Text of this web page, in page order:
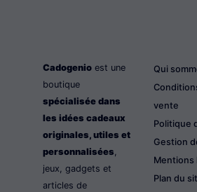
Cadogenio est une
boutique
spécialisée dans
les idées cadeaux
originales, utiles et
personnalisées,
jeux, gadgets et
articles de
Qui
vente
Politique
Gestion
Mentions
Plan du